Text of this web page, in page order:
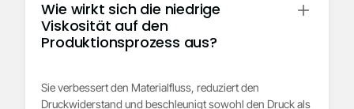
Wie wirkt sich die niedrige
Viskosität auf den
Produktionsprozess aus?
Sie verbessert den Materialfluss, reduziert den
Druckwiderstand und beschleunigt sowohl den Druck als